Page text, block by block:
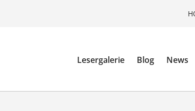
Lesergalerie Blog News